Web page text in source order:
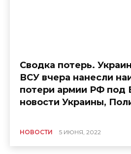
Сводка потерь.
ВСУ вчера нанесли
потери армии РФ под
новости Украины,
НОВОСТИ 5 ИЮНЯ, 2022